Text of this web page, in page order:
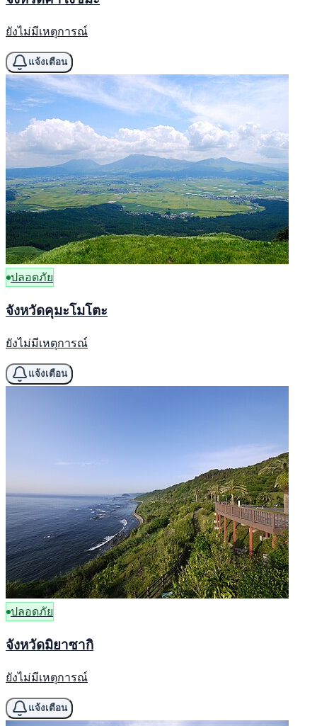
ยังไม่มีเหตุการณ์
แจ้งเตือน
ปลอดภัย
จังหวัดคุมะโมโตะ
ยังไม่มีเหตุการณ์
แจ้งเตือน
ปลอดภัย
จังหวัดมิยาซากิ
ยังไม่มีเหตุการณ์
แจ้งเตือน